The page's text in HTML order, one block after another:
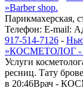
»Barber shop.
Парикмахерская,
Телефон: E-mail:
917-514-7126 -
»КОСМЕТОЛОГ -
Услуги
ресниц. Тату
в 20:46Врач -